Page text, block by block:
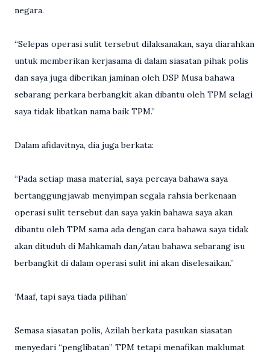
negara.
“Selepas operasi sulit tersebut dilaksanakan, saya diarahkan
untuk memberikan kerjasama di dalam siasatan pihak polis
dan saya juga diberikan jaminan oleh DSP Musa bahawa
sebarang perkara berbangkit akan dibantu oleh TPM selagi
saya tidak libatkan nama baik TPM.”
Dalam afidavitnya, dia juga berkata:
“Pada setiap masa material, saya percaya bahawa saya
bertanggungjawab menyimpan segala rahsia berkenaan
operasi sulit tersebut dan saya yakin bahawa saya akan
dibantu oleh TPM sama ada dengan cara bahawa saya tidak
akan dituduh di Mahkamah dan/atau bahawa sebarang isu
berbangkit di dalam operasi sulit ini akan diselesaikan.”
‘Maaf, tapi saya tiada pilihan’
Semasa siasatan polis, Azilah berkata pasukan siasatan
menyedari “penglibatan” TPM tetapi menafikan maklumat